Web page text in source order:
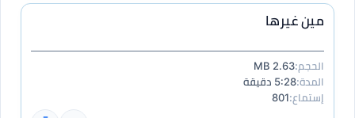
مين غيرها
الحجم:2.63 MB
المدة:5:28 دقيقة
إستماع:801